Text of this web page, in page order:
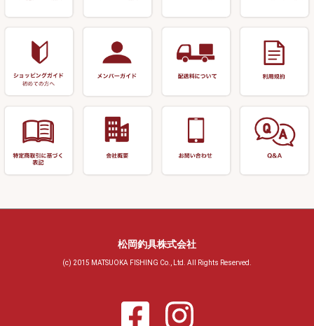
替網・仕付糸
玉置（高級品）
万力付お膳・うどん皿
先受・メスネジ・その他
小物ケース・保護ケース
防寒コーナー
リサイクル 玉網・玉置・フラ
リサイクル 浮子箱・浮子筒・
アウトレット商品
松岡釣具株式会社
(c) 2015 MATSUOKA FISHING Co., Ltd. All Rights Reserved.